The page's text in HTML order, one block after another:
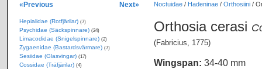
Noctuidae/ Hadeninae/ Orthosiini/
Orthosia cerasi
(Fabricius, 1775)
Wingspan: 34-40 mm
«Previous Next»
Hepialidae (Rotfjärilar) (7)
Psychidae (Säckspinnare) (24)
Limacodidae (Snigelspinnare) (2)
Zygaenidae (Bastardsvärmare) (7)
Sesiidae (Glasvingar) (17)
Cossidae (Träfjärilar) (4)